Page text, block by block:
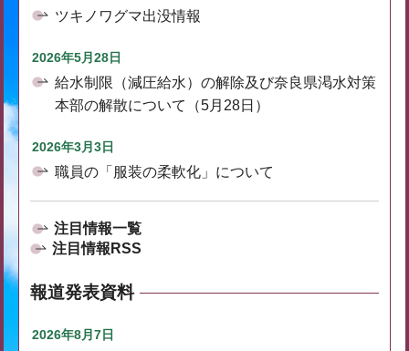
ツキノワグマ出没情報
2026年5月28日
給水制限（減圧給水）の解除及び奈良県渇水対策
本部の解散について（5月28日）
2026年3月3日
職員の「服装の柔軟化」について
注目情報一覧
注目情報RSS
報道発表資料
2026年8月7日